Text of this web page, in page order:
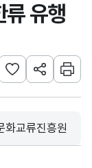
류 유행
관심사 등록하기
URL 공유하
인쇄
화교류진흥원